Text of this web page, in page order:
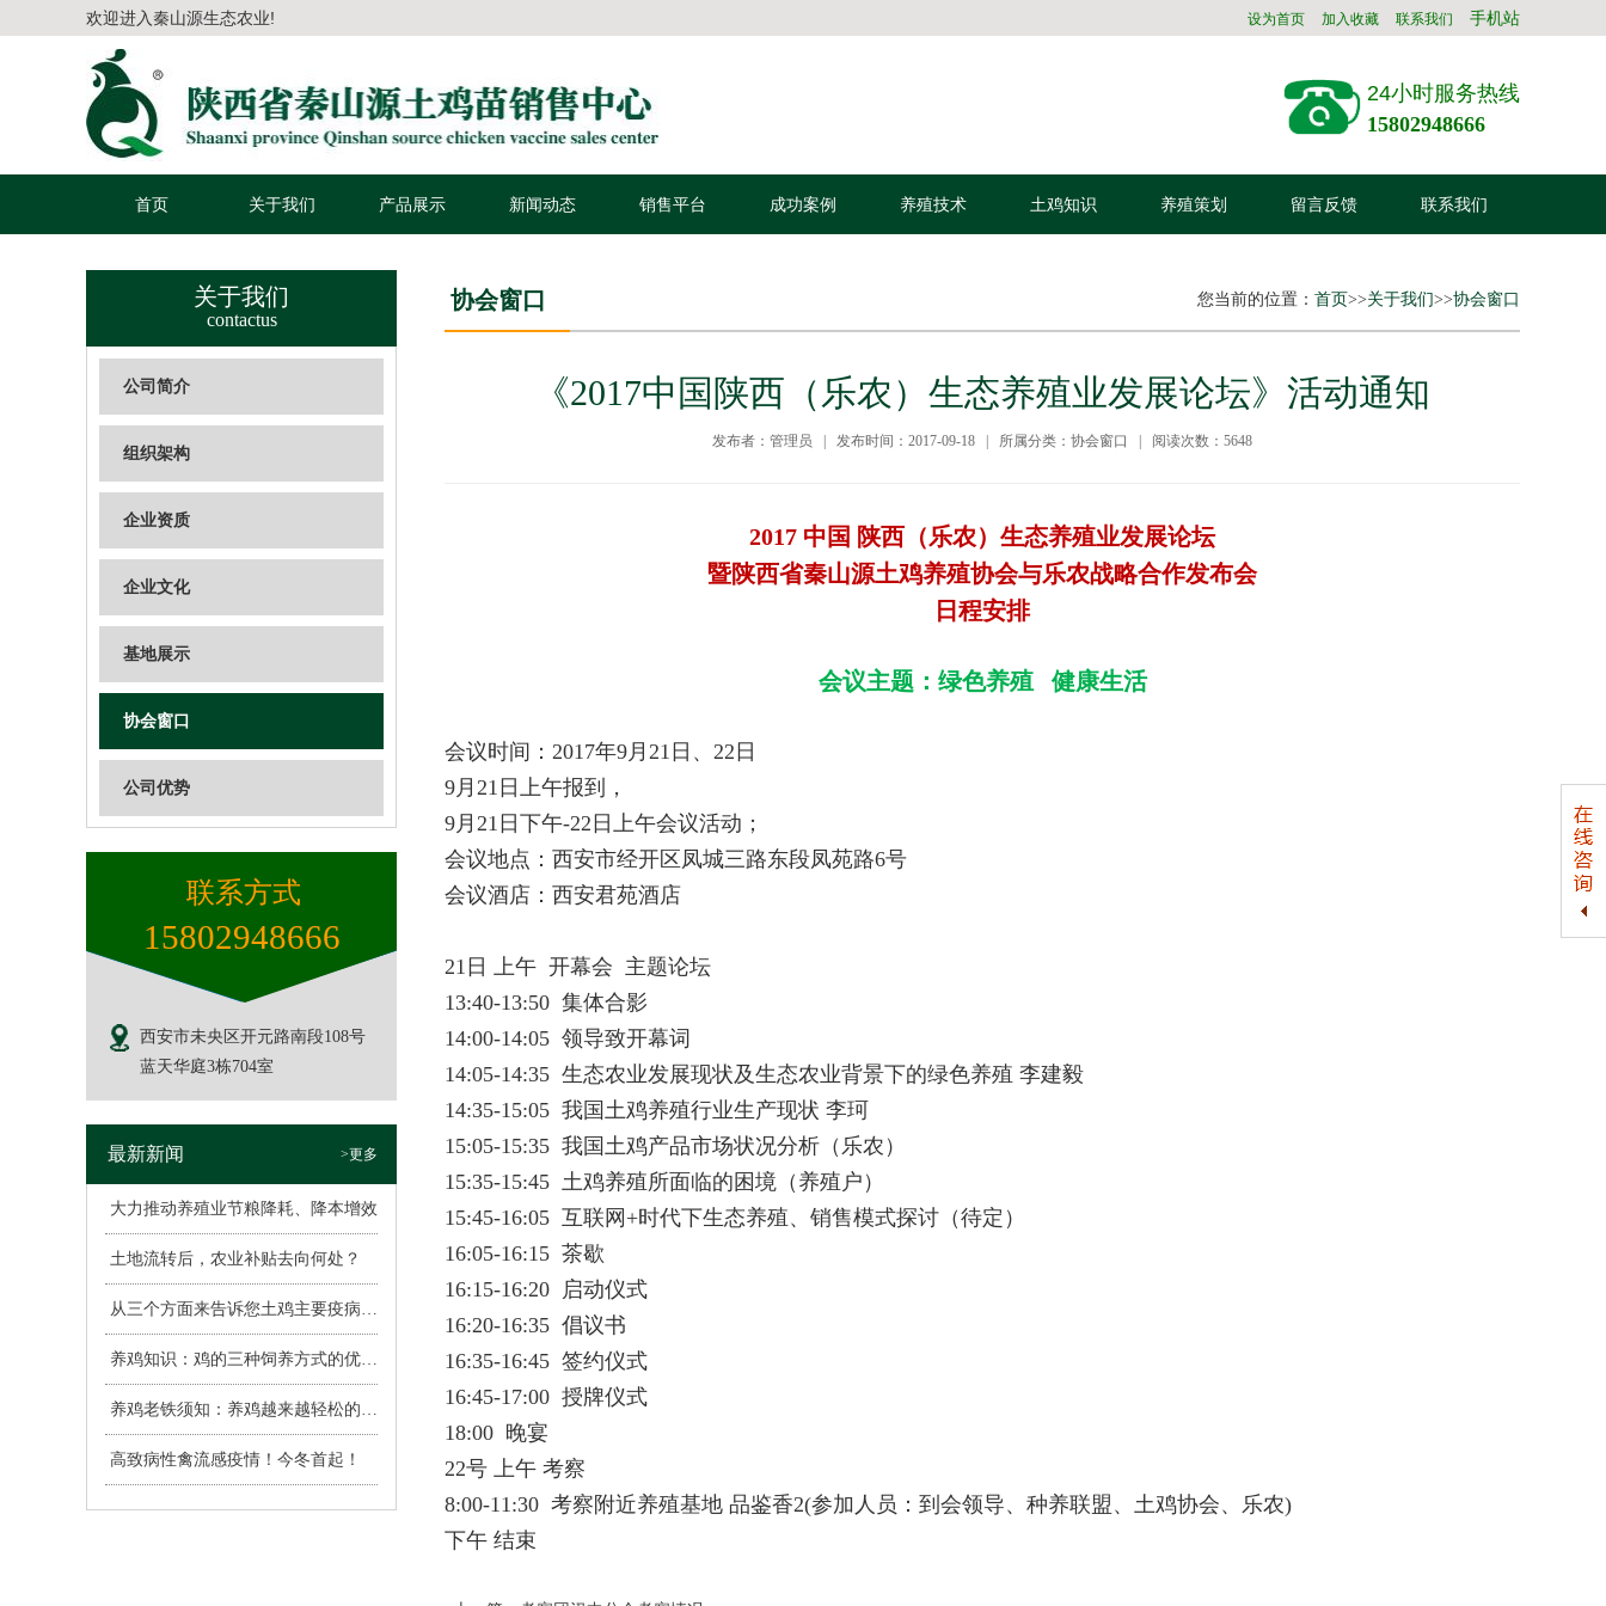
欢迎进入秦山源生态农业! 设为首页 加入收藏 联系我们 手机站
24小时服务热线
15802948666
首页 关于我们 产品展示 新闻动态 销售平台 成功案例 养殖技术 土鸡知识 养殖策划 留言反馈 联系我们
关于我们
contactus
公司简介
组织架构
企业资质
企业文化
基地展示
协会窗口
公司优势
联系方式
15802948666
西安市未央区开元路南段108号
蓝天华庭3栋704室
最新新闻 >更多
大力推动养殖业节粮降耗、降本增效
土地流转后，农业补贴去向何处？
从三个方面来告诉您土鸡主要疫病的表现
养鸡知识：鸡的三种饲养方式的优缺点
养鸡老铁须知：养鸡越来越轻松的6种心态
高致病性禽流感疫情！今冬首起！
协会窗口 您当前的位置： 首页>>关于我们>>协会窗口
《2017中国陕西（乐农）生态养殖业发展论坛》活动通知
发布者：管理员 | 发布时间：2017-09-18 | 所属分类：协会窗口 | 阅读次数：5648
2017 中国 陕西（乐农）生态养殖业发展论坛
暨陕西省秦山源土鸡养殖协会与乐农战略合作发布会
日程安排
会议主题：绿色养殖 健康生活
会议时间：2017年9月21日、22日
9月21日上午报到，
9月21日下午-22日上午会议活动；
会议地点： 西安市经开区凤城三路东段凤苑路6号
会议酒店：西安君苑酒店
21日 上午 开幕会 主题论坛
13:40-13:50 集体合影
14:00-14:05 领导致开幕词
14:05-14:35 生态农业发展现状及生态农业背景下的绿色养殖 李建毅
14:35-15:05 我国土鸡养殖行业生产现状 李珂
15:05-15:35 我国土鸡产品市场状况分析（乐农）
15:35-15:45 土鸡养殖所面临的困境（养殖户）
15:45-16:05 互联网+时代下生态养殖、销售模式探讨（待定）
16:05-16:15 茶歇
16:15-16:20 启动仪式
16:20-16:35 倡议书
16:35-16:45 签约仪式
16:45-17:00 授牌仪式
18:00 晚宴
22号 上午 考察
8:00-11:30 考察附近养殖基地 品鉴香2(参加人员：到会领导、种养联盟、土鸡协会、乐农)
下午 结束